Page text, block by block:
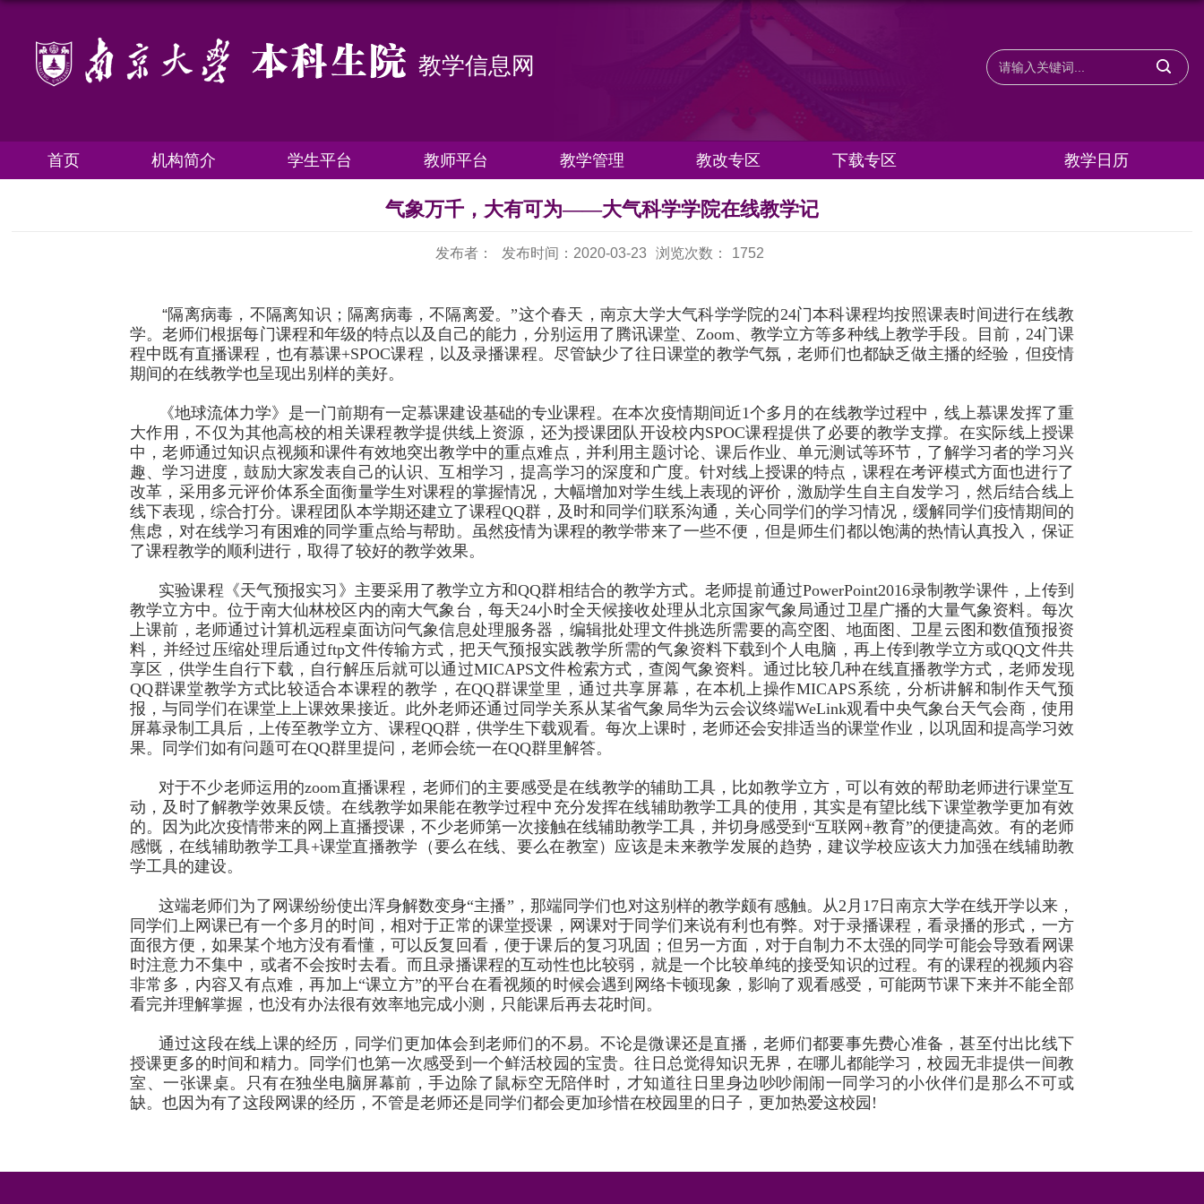
教学信息网
教学日历
首页 机构简介 学生平台 教师平台 教学管理 教改专区 下载专区
气象万千，大有可为——大气科学学院在线教学记
发布者： 发布时间：2020-03-23 浏览次数： 1752
“隔离病毒，不隔离知识；隔离病毒，不隔离爱。”这个春天，南京大学大气科学学院的24门本科课程均按照课表时间进行在线教
学。老师们根据每门课程和年级的特点以及自己的能力，分别运用了腾讯课堂、 Zoom、教学立方等多种线上教学手段。目前， 24门课
程中既有直播课程，也有慕课+SPOC课程，以及录播课程。尽管缺少了往日课堂的教学气氛，老师们也都缺乏做主播的经验，但疫情
期间的在线教学也呈现出别样的美好。
《地球流体力学》是一门前期有一定慕课建设基础的专业课程。在本次疫情期间近1个多月的在线教学过程中，线上慕课发挥了重
大作用，不仅为其他高校的相关课程教学提供线上资源，还为授课团队开设校内SPOC课程提供了必要的教学支撑。在实际线上授课
中，老师通过知识点视频和课件有效地突出教学中的重点难点，并利用主题讨论、课后作业、单元测试等环节，了解学习者的学习兴
趣、学习进度，鼓励大家发表自己的认识、互相学习，提高学习的深度和广度。针对线上授课的特点，课程在考评模式方面也进行了
改革，采用多元评价体系全面衡量学生对课程的掌握情况，大幅增加对学生线上表现的评价，激励学生自主自发学习，然后结合线上
线下表现，综合打分。课程团队本学期还建立了课程QQ群，及时和同学们联系沟通，关心同学们的学习情况，缓解同学们疫情期间的
焦虑，对在线学习有困难的同学重点给与帮助。虽然疫情为课程的教学带来了一些不便，但是师生们都以饱满的热情认真投入，保证
了课程教学的顺利进行，取得了较好的教学效果。
实验课程《天气预报实习》主要采用了教学立方和QQ群相结合的教学方式。老师提前通过PowerPoint2016录制教学课件，上传到
教学立方中。位于南大仙林校区内的南大气象台，每天24小时全天候接收处理从北京国家气象局通过卫星广播的大量气象资料。每次
上课前，老师通过计算机远程桌面访问气象信息处理服务器，编辑批处理文件挑选所需要的高空图、地面图、卫星云图和数值预报资
料，并经过压缩处理后通过ftp文件传输方式，把天气预报实践教学所需的气象资料下载到个人电脑，再上传到教学立方或QQ文件共
享区，供学生自行下载，自行解压后就可以通过MICAPS文件检索方式，查阅气象资料。通过比较几种在线直播教学方式，老师发现
QQ群课堂教学方式比较适合本课程的教学，在QQ群课堂里，通过共享屏幕，在本机上操作MICAPS系统，分析讲解和制作天气预
报，与同学们在课堂上上课效果接近。此外老师还通过同学关系从某省气象局华为云会议终端WeLink观看中央气象台天气会商，使用
屏幕录制工具后，上传至教学立方、课程QQ群，供学生下载观看。每次上课时，老师还会安排适当的课堂作业，以巩固和提高学习效
果。同学们如有问题可在QQ群里提问，老师会统一在QQ群里解答。
对于不少老师运用的zoom直播课程，老师们的主要感受是在线教学的辅助工具，比如教学立方，可以有效的帮助老师进行课堂互
动，及时了解教学效果反馈。在线教学如果能在教学过程中充分发挥在线辅助教学工具的使用，其实是有望比线下课堂教学更加有效
的。因为此次疫情带来的网上直播授课，不少老师第一次接触在线辅助教学工具，并切身感受到“互联网 +教育”的便捷高效。有的老师
感慨，在线辅助教学工具+课堂直播教学（要么在线、要么在教室）应该是未来教学发展的趋势，建议学校应该大力加强在线辅助教
学工具的建设。
这端老师们为了网课纷纷使出浑身解数变身“主播”，那端同学们也对这别样的教学颇有感触。从2 月 17 日南京大学在线开学以来，
同学们上网课已有一个多月的时间，相对于正常的课堂授课，网课对于同学们来说有利也有弊。对于录播课程，看录播的形式，一方
面很方便，如果某个地方没有看懂，可以反复回看，便于课后的复习巩固；但另一方面，对于自制力不太强的同学可能会导致看网课
时注意力不集中，或者不会按时去看。而且录播课程的互动性也比较弱，就是一个比较单纯的接受知识的过程。有的课程的视频内容
非常多，内容又有点难，再加上“课立方”的平台在看视频的时候会遇到网络卡顿现象，影响了观看感受，可能两节课下来并不能全部
看完并理解掌握，也没有办法很有效率地完成小测，只能课后再去花时间。
通过这段在线上课的经历，同学们更加体会到老师们的不易。不论是微课还是直播，老师们都要事先费心准备，甚至付出比线下
授课更多的时间和精力。同学们也第一次感受到一个鲜活校园的宝贵。往日总觉得知识无界，在哪儿都能学习，校园无非提供一间教
室、一张课桌。只有在独坐电脑屏幕前，手边除了鼠标空无陪伴时，才知道往日里身边吵吵闹闹一同学习的小伙伴们是那么不可或
缺。也因为有了这段网课的经历，不管是老师还是同学们都会更加珍惜在校园里的日子，更加热爱这校园 !